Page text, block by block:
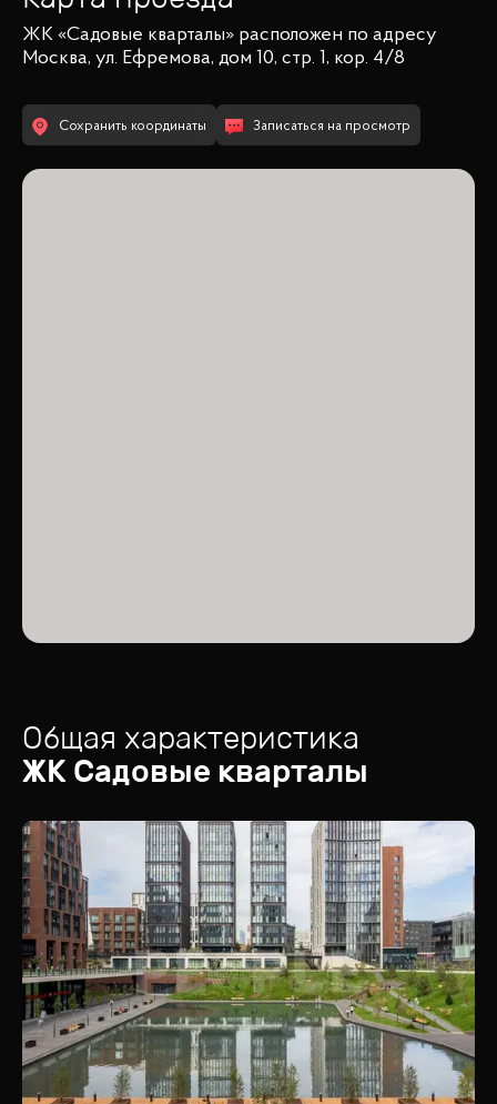
ЖК «Садовые кварталы» расположен по адресу
Москва, ул. Ефремова, дом 10, стр. 1, кор. 4/8
Сохранить координаты Записаться на просмотр
Общая характеристика
ЖК Садовые кварталы